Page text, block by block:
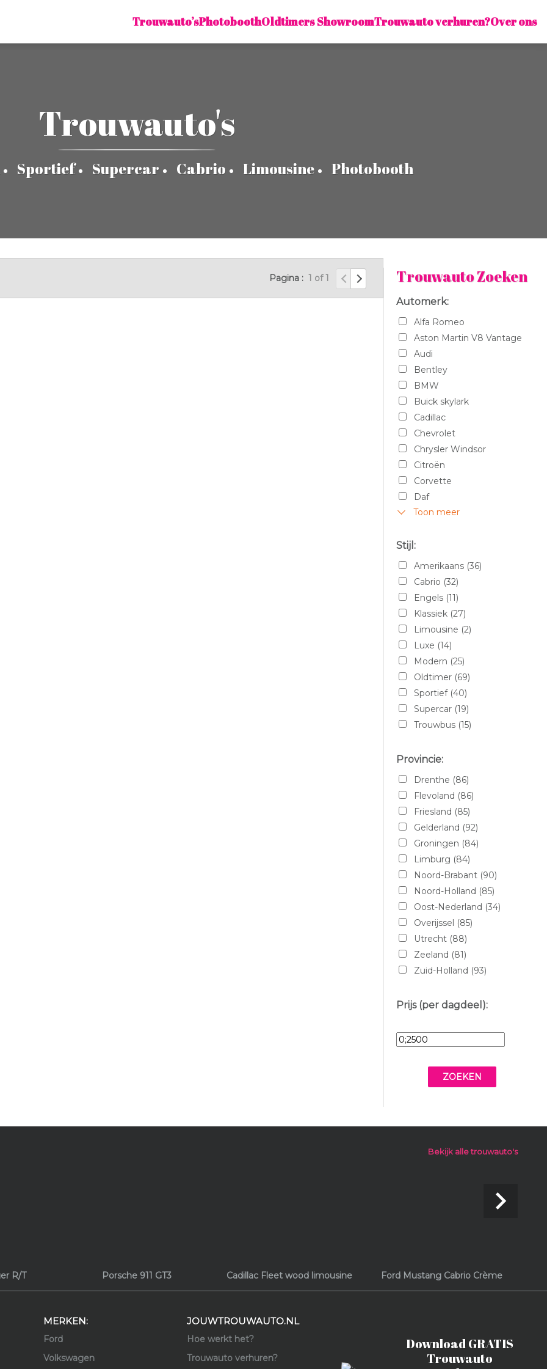
Trouwauto’sPhotoboothOldtimers ShowroomTrouwauto verhuren?Over ons
Trouwauto's
Sportief Supercar Cabrio Limousine Photobooth
Pagina : 1 of 1 Trouwauto Zoeken
Automerk:
Alfa Romeo
Aston Martin V8 Vantage
Audi
Bentley
BMW
Buick skylark
Cadillac
Chevrolet
Chrysler Windsor
Citroën
Corvette
Daf
Dodge
Ferrari
Ferrari Purosangue
Fiat
Ford
GMC 100
Jaguar
Jeep
Lamborghini
Landrover
Landrover Defender
Maserati
McLaren
Minor morris
Morris
Mustang V8
Porsche
Rambler ambassador
Rolls Royce
Tesla
Triumph
Volkswagen
Volvo
Toon meer
Stijl:
Amerikaans (36)
Cabrio (32)
Engels (11)
Klassiek (27)
Limousine (2)
Luxe (14)
Modern (25)
Oldtimer (69)
Sportief (40)
Supercar (19)
Trouwbus (15)
Provincie:
Drenthe (86)
Flevoland (86)
Friesland (85)
Gelderland (92)
Groningen (84)
Limburg (84)
Noord-Brabant (90)
Noord-Holland (85)
Oost-Nederland (34)
Overijssel (85)
Utrecht (88)
Zeeland (81)
Zuid-Holland (93)
Prijs (per dagdeel):
Bekijk alle trouwauto's
R/T Porsche 911 GT3 Cadillac Fleet wood limousine Ford Mustang Cabrio Crème
navigate_next
MERKEN:
Ford
Volkswagen
JOUWTROUWAUTO.NL
Hoe werkt het?
Trouwauto verhuren?
Download GRATIS
Trouwauto